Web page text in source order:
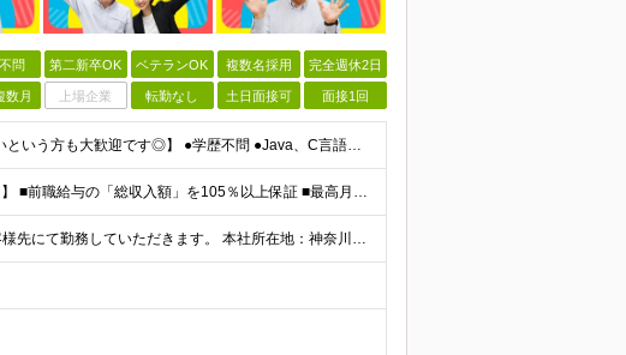
問 第二新卒OK ベテランOK 複数名採用 完全週休2日
数月 上場企業 転勤なし 土日面接可 面接1回
【40代・50代活躍中！最後の転職にしたいという方も大歓迎です◎】 ●学歴不問 ●Java、C言語、C++、C#、PHP、Pythonいずれかの開発経験がある方 ＼こんな方を待っています／ ★「今の
【全社員が給与105％～140％UPを実現！】 ■前職給与の「総収入額」を105％以上保証 ■最高月給120万円・年収1000万円以上も可能 ■確定拠出年金（401K）完備で老後の備えも盤石 月給3
＼リモート案件8割！／ 東京23区内のお客様先にて勤務していただきます。 本社所在地：神奈川県横浜市瀬谷区本郷3-1-17 第2斉藤ビル2F (変更の範囲)上記を除く当社関連勤務地